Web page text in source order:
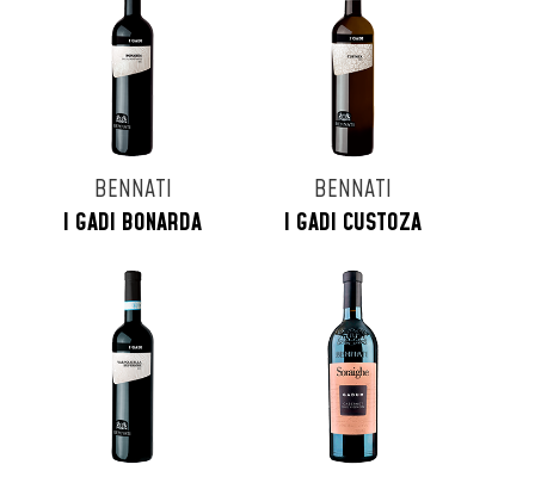
BENNATI
I GADI BONARDA
BENNATI
I GADI CUSTOZA